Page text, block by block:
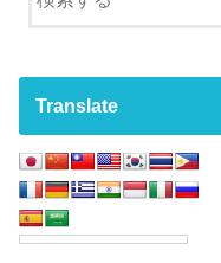
Translate